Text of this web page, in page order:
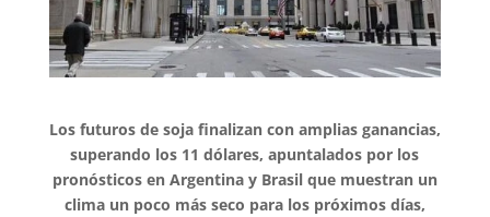
Los futuros de soja finalizan con amplias ganancias,
superando los 11 dólares, apuntalados por los
pronósticos en Argentina y Brasil que muestran un
clima un poco más seco para los próximos días,